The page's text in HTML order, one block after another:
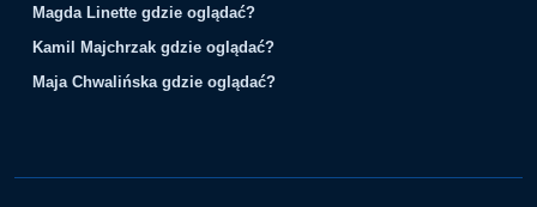
Magda Linette gdzie oglądać?
Kamil Majchrzak gdzie oglądać?
Maja Chwalińska gdzie oglądać?